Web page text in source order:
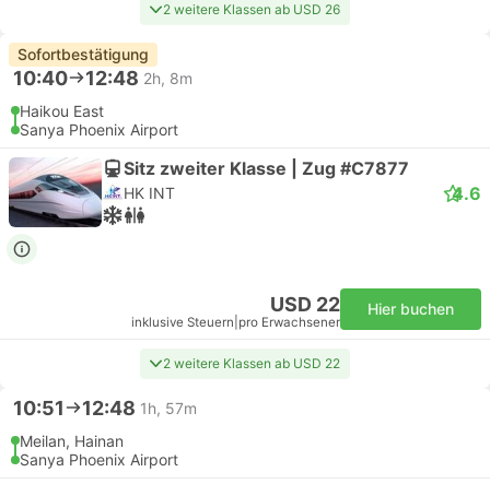
2 weitere Klassen ab USD 26
Sofortbestätigung
10:40 12:48 2h, 8m
Haikou East
Sanya Phoenix Airport
Sitz zweiter Klasse | Zug #C7877
HK INT 4.6
USD 22
inklusive Steuern pro Erwachsener
Hier buchen
2 weitere Klassen ab USD 22
10:51 12:48 1h, 57m
Meilan, Hainan
Sanya Phoenix Airport